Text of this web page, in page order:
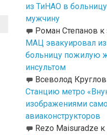
из ТиНАО в
мужчину
Роман Степанов к
МАЦ эвакуировал
больницу пожилую
инсультом
Всеволод Круглов
Станцию метро
изображениями
авиаконструкторов
Rezo Maisuradze к